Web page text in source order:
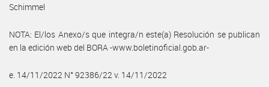
Schimmel
NOTA: El/los Anexo/s que integra/n este(a) Resolución se publican
en la edición web del BORA -www.boletinoficial.gob.ar-
e. 14/11/2022 N° 92386/22 v. 14/11/2022